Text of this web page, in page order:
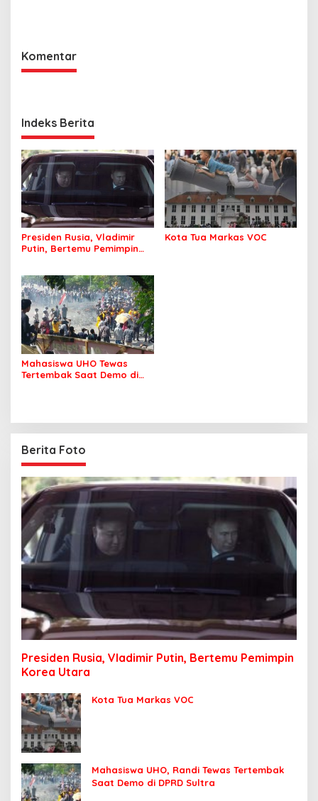
Komentar
Indeks Berita
Presiden Rusia, Vladimir
Putin, Bertemu Pemimpin
Kota Tua Markas VOC
Mahasiswa UHO Tewas
Tertembak Saat Demo di
Berita Foto
Presiden Rusia, Vladimir Putin, Bertemu Pemimpin
Korea Utara
Kota Tua Markas VOC
Mahasiswa UHO, Randi Tewas Tertembak
Saat Demo di DPRD Sultra